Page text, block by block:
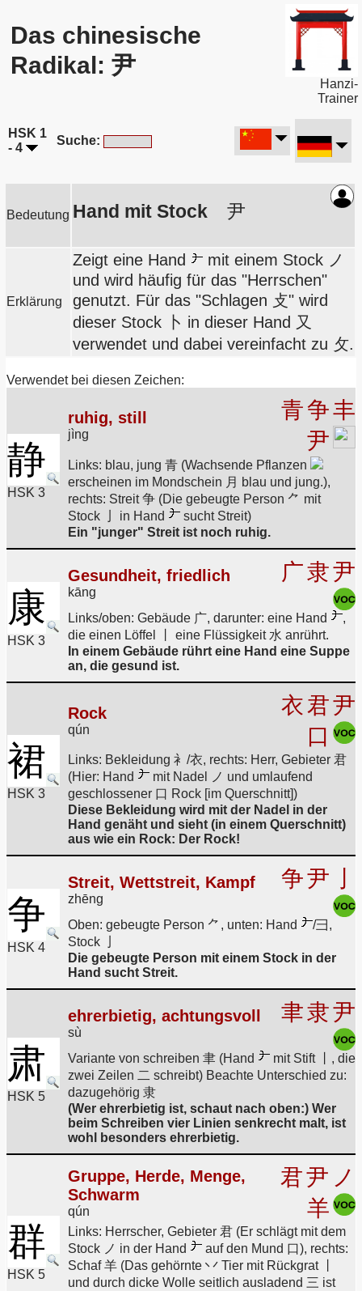
Das chinesische
Radikal: 尹
Hanzi-
Trainer
HSK 1
- 4
Suche:
Bedeutung Hand mit Stock 尹
Erklärung
Zeigt eine Hand
mit einem Stock ノ
und wird häufig für das "Herrschen"
genutzt. Für das "Schlagen 攴" wird
dieser Stock 卜 in dieser Hand 又
verwendet und dabei vereinfacht zu 攵.
Verwendet bei diesen Zeichen:
静
HSK 3
ruhig, still
jìng
青争丰
尹
Links: blau, jung 青 (Wachsende Pflanzen
erscheinen im Mondschein 月 blau und jung.),
rechts: Streit 争 (Die gebeugte Person ⺈ mit
Stock 亅 in Hand
sucht Streit)
Ein "junger" Streit ist noch ruhig.
康
HSK 3
Gesundheit, friedlich
kāng
广隶尹
Links/oben: Gebäude 广, darunter: eine Hand
,
die einen Löffel 丨 eine Flüssigkeit 水 anrührt.
In einem Gebäude rührt eine Hand eine Suppe
an, die gesund ist.
裙
HSK 3
Rock
qún
衣君尹
口
Links: Bekleidung 衤/衣, rechts: Herr, Gebieter 君
(Hier: Hand
mit Nadel ノ und umlaufend
geschlossener 口 Rock [im Querschnitt])
Diese Bekleidung wird mit der Nadel in der
Hand genäht und sieht (in einem Querschnitt)
aus wie ein Rock: Der Rock!
争
HSK 4
Streit, Wettstreit, Kampf
zhēng
争尹
Oben: gebeugte Person ⺈, unten: Hand
/彐,
Stock 亅
Die gebeugte Person mit einem Stock in der
Hand sucht Streit.
肃
HSK 5
ehrerbietig, achtungsvoll
sù
聿隶尹
Variante von schreiben 聿 (Hand
mit Stift 丨, die
zwei Zeilen 二 schreibt) Beachte Unterschied zu:
dazugehörig 隶
(Wer ehrerbietig ist, schaut nach oben:) Wer
beim Schreiben vier Linien senkrecht malt, ist
wohl besonders ehrerbietig.
群
HSK 5
Gruppe, Herde, Menge,
Schwarm
qún
君尹 ノ
羊
Links: Herrscher, Gebieter 君 (Er schlägt mit dem
Stock ノ in der Hand
auf den Mund 口), rechts:
Schaf 羊 (Das gehörnte 丷 Tier mit Rückgrat 丨
und durch dicke Wolle seitlich ausladend 三 ist